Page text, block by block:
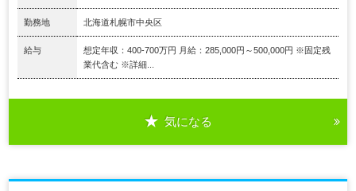
勤務地 北海道札幌市中央区
給与
想定年収：400-700万円 月給：285,000円～500,000円 ※固定残
業代含む ※詳細...
気になる